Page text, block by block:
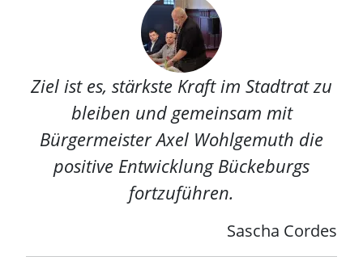
Ziel ist es, stärkste Kraft im Stadtrat zu
bleiben und gemeinsam mit
Bürgermeister Axel Wohlgemuth die
positive Entwicklung Bückeburgs
fortzuführen.
Sascha Cordes